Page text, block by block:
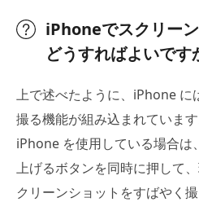
iPhoneでスクリー
どうすればよいです
上で述べたように、iPhone に
撮る機能が組み込まれていま
iPhone を使用している場合は
上げるボタンを同時に押して
クリーンショットをすばやく